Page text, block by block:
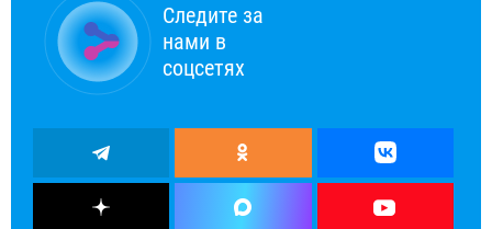
Следите за
нами в
соцсетях